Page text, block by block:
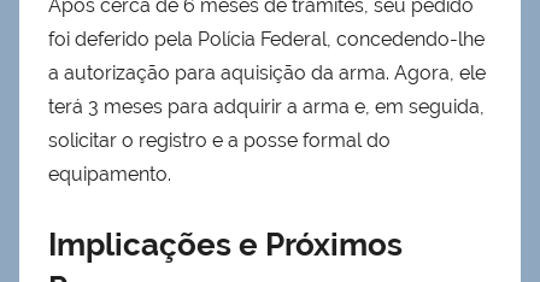
Após cerca de 6 meses de trâmites, seu pedido
foi deferido pela Polícia Federal, concedendo-lhe
a autorização para aquisição da arma. Agora, ele
terá 3 meses para adquirir a arma e, em seguida,
solicitar o registro e a posse formal do
equipamento.
Implicações e Próximos